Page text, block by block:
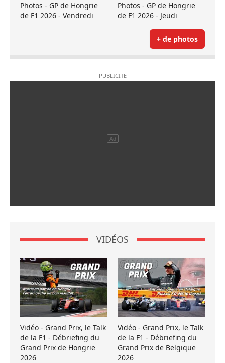
Photos - GP de Hongrie
de F1 2026 - Vendredi
Photos - GP de Hongrie
de F1 2026 - Jeudi
+ de photos
VIDÉOS
Vidéo - Grand Prix, le Talk
de la F1 - Débriefing du
Grand Prix de Hongrie
2026
Vidéo - Grand Prix, le Talk
de la F1 - Débriefing du
Grand Prix de Belgique
2026